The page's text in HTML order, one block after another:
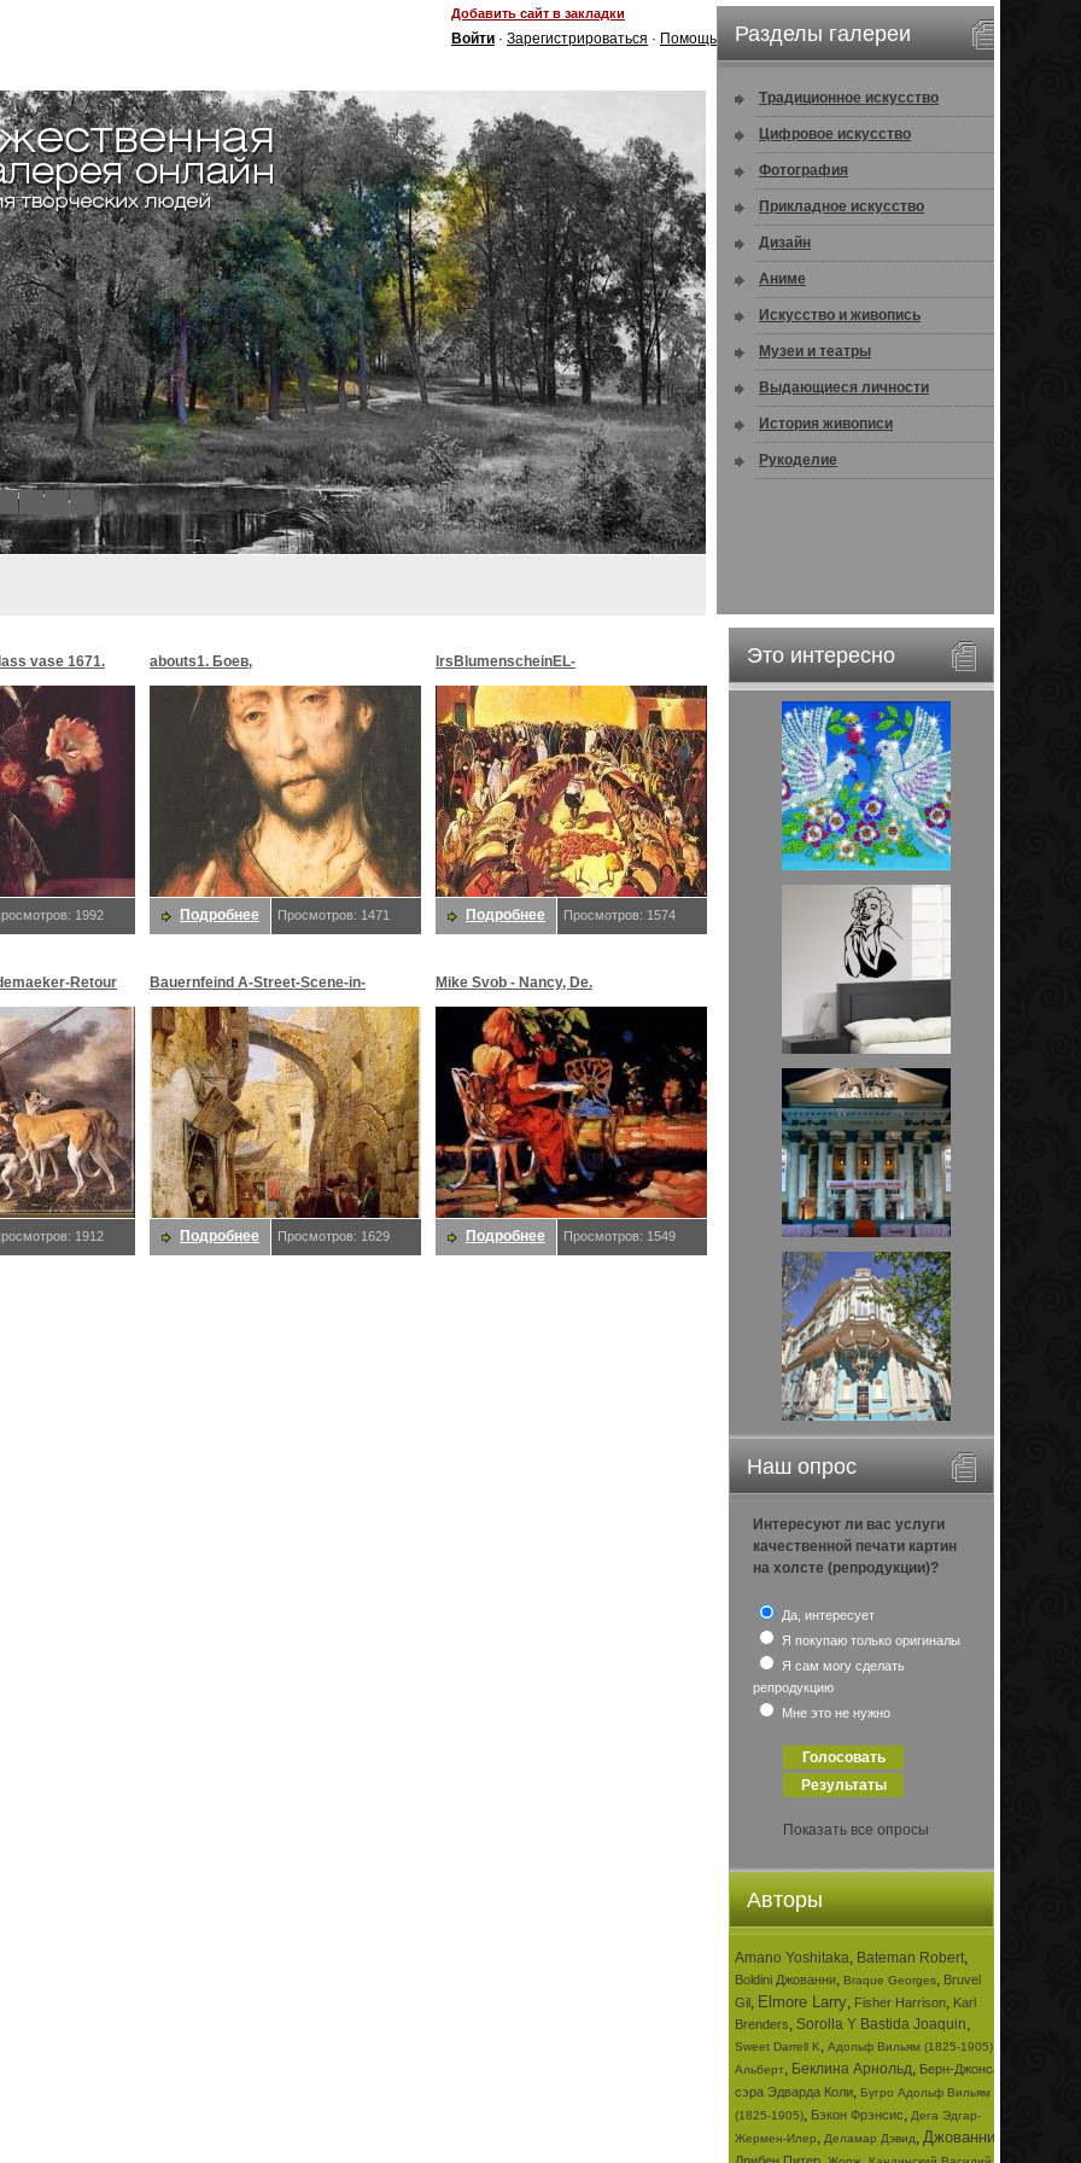
Добавить сайт в закладки
Войти · Зарегистрироваться · Помощь
8
Разделы галереи
Традиционное искусство
Цифровое искусство
Фотография
Прикладное искусство
Дизайн
Аниме
Искусство и живопись
Музеи и театры
Выдающиеся личности
История живописи
Рукоделие
Это интересно
Наш опрос
Интересуют ли вас услуги
качественной печати картин
на холсте (репродукции)?
Да, интересует
Я покупаю только оригиналы
Я сам могу сделать
репродукцию
Мне это не нужно
Показать все опросы
Авторы
Amano Yoshitaka, Bateman Robert,
Boldini Джованни, Braque Georges, Bruvel
Gil, Elmore Larry, Fisher Harrison, Karl
Brenders, Sorolla Y Bastida Joaquin,
Sweet Darrell K, Адольф Вильям (1825-1905)
Альберт, Беклина Арнольд, Берн-Джонса
сэра Эдварда Коли, Бугро Адольф Вильям
(1825-1905), Бэкон Фрэнсис, Дега Эдгар-
Жермен-Илер, Деламар Дэвид, Джованни
vase 1671.
1992
abouts1. Боев,
Подробнее Просмотров: 1471
lrsBlumenscheinEL-
MoonMorningstar&EveStar.
Blumenschein,
Подробнее Просмотров: 1574
Retour
1912
Bauernfeind A-Street-Scene-in-
Jerusalem-sj. Bauernfeind,
Подробнее Просмотров: 1629
Mike Svob - Nancy, De.
Подробнее Просмотров: 1549